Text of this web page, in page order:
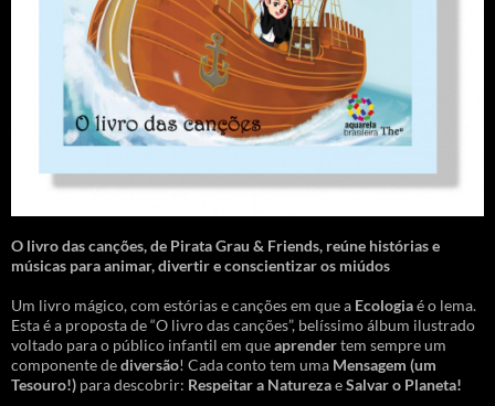
O livro das canções,de Pirata Grau & Friends, reúne histórias e
músicas para animar, divertir e conscientizar os miúdos
Um livro mágico, com estórias e canções em que a Ecologiaé o lema.
Esta é a proposta de “O livro das canções”, belíssimo álbum ilustrado
voltado para o público infantil em queaprendertem sempre um
componente dediversão! Cada conto tem uma Mensagem (um
Tesouro!) para descobrir: Respeitar a NaturezaeSalvar o Planeta!